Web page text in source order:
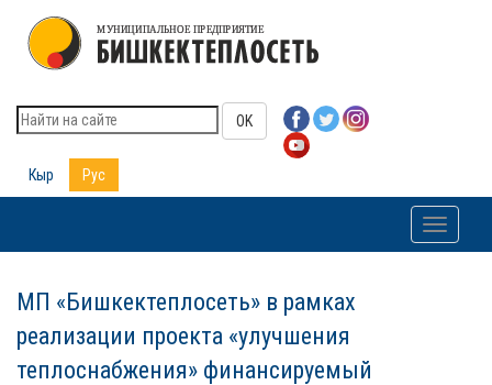
OK
Кыр Рус
Toggle
МП «Бишкектеплосеть» в рамках
реализации проекта «улучшения
теплоснабжения» финансируемый